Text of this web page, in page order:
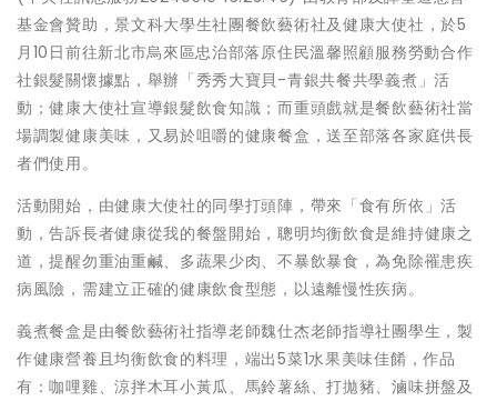
基金會贊助，景文科大學生社團餐飲藝術社及健康大使社，於5
月10日前往新北市烏來區忠治部落原住民溫馨照顧服務勞動合作
社銀髮關懷據點，舉辦「秀秀大寶貝-青銀共餐共學義煮」活
動；健康大使社宣導銀髮飲食知識；而重頭戲就是餐飲藝術社當
場調製健康美味，又易於咀嚼的健康餐盒，送至部落各家庭供長
者們使用。
活動開始，由健康大使社的同學打頭陣，帶來「食有所依」活
動，告訴長者健康從我的餐盤開始，聰明均衡飲食是維持健康之
道，提醒勿重油重鹹、多蔬果少肉、不暴飲暴食，為免除罹患疾
病風險，需建立正確的健康飲食型態，以遠離慢性疾病。
義煮餐盒是由餐飲藝術社指導老師魏仕杰老師指導社團學生，製
作健康營養且均衡飲食的料理，端出5菜1水果美味佳餚，作品
有：咖哩雞、涼拌木耳小黃瓜、馬鈴薯絲、打拋豬、滷味拼盤及